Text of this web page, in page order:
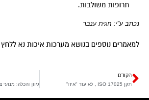
תרופות משולבות.
נכתב ע”י: חגית ענבר
למאמרים נוספים בנושא מערכות איכות נא ללחץ
הקודם
תקן ISO 17025 , לא עוד "איזו"